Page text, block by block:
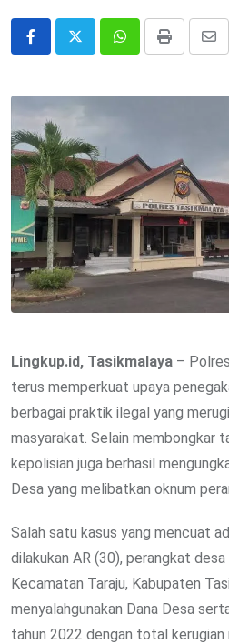
Whatsapp
Print
Lingkup.id, Tasikmalaya –
terus memperkuat upaya
berbagai praktik ilegal yang
masyarakat. Selain membongkar
kepolisian juga berhasil
Desa yang melibatkan oknum
Salah satu kasus yang mencuat
dilakukan AR (30), perangkat
Kecamatan Taraju, Kabupaten
menyalahgunakan Dana Desa
tahun 2022 dengan total kerugian